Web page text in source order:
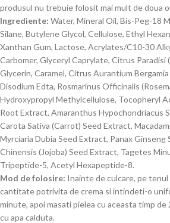
produsul nu trebuie folosit mai mult de doua
Ingrediente: Water, Mineral Oil, Bis-Peg-18
Silane, Butylene Glycol, Cellulose, Ethyl
Xanthan Gum, Lactose, Acrylates/C10-30
Carbomer, Glyceryl Caprylate, Citrus Paradisi
Glycerin, Caramel, Citrus Aurantium
Disodium Edta, Rosmarinus Officinalis
Hydroxypropyl Methylcellulose, Tocopheryl
Root Extract, Amaranthus Hypochondriacus
Carota Sativa (Carrot) Seed Extract,
Myrciaria Dubia Seed Extract, Panax Ginseng
Chinensis (Jojoba) Seed Extract, Tagetes
Tripeptide-5, Acetyl Hexapeptide-8.
Mod de folosire: Inainte de culcare, pe
cantitate potrivita de crema si intindeti-o
minute, apoi masati pielea cu aceasta timp
cu apa calduta.